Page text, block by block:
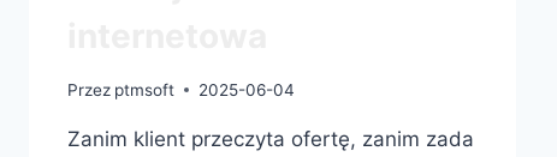
Przez ptmsoft 2025-06-04
Zanim klient przeczyta ofertę, zanim zada